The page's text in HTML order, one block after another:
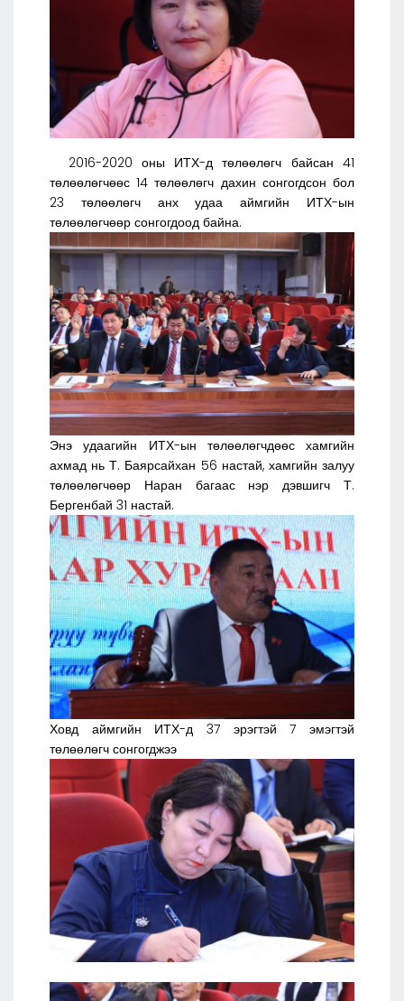
2016-2020 оны ИТХ-д төлөөлөгч байсан 41
төлөөлөгчөөс 14 төлөөлөгч дахин сонгогдсон бол
23 төлөөлөгч анх удаа аймгийн ИТХ-ын
төлөөлөгчөөр сонгогдоод байна.
Энэ удаагийн ИТХ-ын төлөөлөгчдөөс хамгийн
ахмад нь Т. Баярсайхан 56 настай, хамгийн залуу
төлөөлөгчөөр Наран багаас нэр дэвшигч Т.
Бергенбай 31 настай.
Ховд аймгийн ИТХ-д 37 эрэгтэй 7 эмэгтэй
төлөөлөгч сонгогджээ